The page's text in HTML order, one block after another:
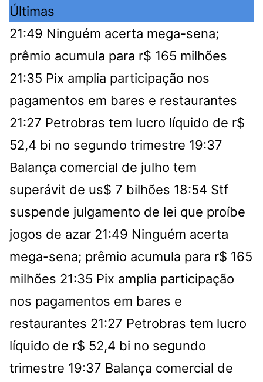
Últimas
21:49 Ninguém acerta mega-sena;
prêmio acumula para r$ 165 milhões
21:35 Pix amplia participação nos
pagamentos em bares e restaurantes
21:27 Petrobras tem lucro líquido de r$
52,4 bi no segundo trimestre 19:37
Balança comercial de julho tem
superávit de us$ 7 bilhões 18:54 Stf
suspende julgamento de lei que proíbe
jogos de azar 21:49 Ninguém acerta
mega-sena; prêmio acumula para r$ 165
milhões 21:35 Pix amplia participação
nos pagamentos em bares e
restaurantes 21:27 Petrobras tem lucro
líquido de r$ 52,4 bi no segundo
trimestre 19:37 Balança comercial de